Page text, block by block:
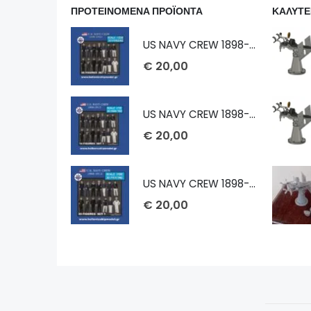
ΠΡΟΤΕΙΝΟΜΕΝΑ ΠΡΟΪΟΝΤΑ
US NAVY CREW 1898-1913 1/232
€ 20,00
US NAVY CREW 1898-1913 1/72
€ 20,00
US NAVY CREW 1898-1913 1/100
€ 20,00